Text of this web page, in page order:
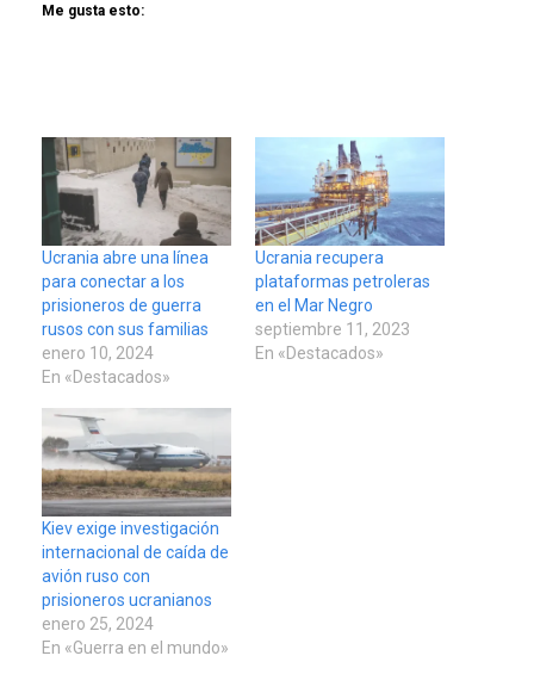
Me gusta esto:
Ucrania abre una línea
para conectar a los
prisioneros de guerra
rusos con sus familias
enero 10, 2024
En «Destacados»
Ucrania recupera
plataformas petroleras
en el Mar Negro
septiembre 11, 2023
En «Destacados»
Kiev exige investigación
internacional de caída de
avión ruso con
prisioneros ucranianos
enero 25, 2024
En «Guerra en el mundo»